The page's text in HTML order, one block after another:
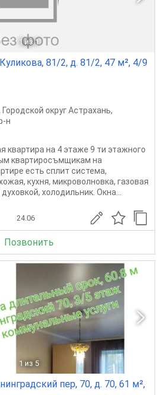
1 из 1
81/2, д. 81/2, 47 м², 4/9
Городской округ Астрахань,
н
квартира на 4 этаже 9 ти этажного
квартиросъмщикам на
есть сплит система,
кухня, микроволновка, газовая
холодильник. Окна...
24.06
Позвонить
1 из 5
пер, 70, д. 70, 61 м²,